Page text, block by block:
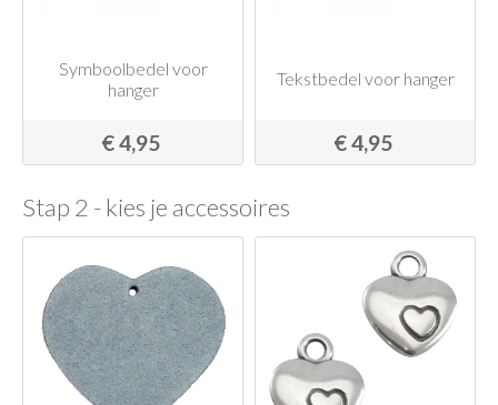
Symboolbedel voor
hanger
€ 4,95
Tekstbedel voor hanger
€ 4,95
Stap 2 - kies je accessoires